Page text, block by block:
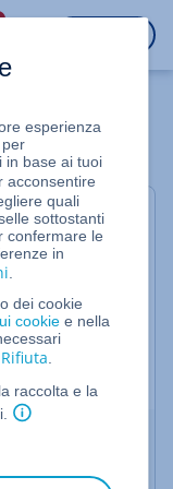
Managed
WordPress
indirizzo
ti spiega come
esperienza
in base ai tuoi
acconsentire
quali
sottostanti
confermare le
in
dei cookie
cookie e nella
Rifiuta
raccolta e la